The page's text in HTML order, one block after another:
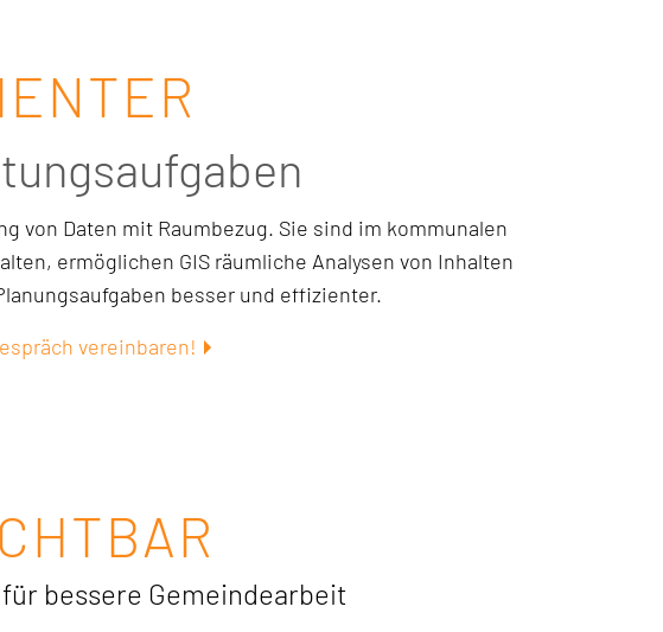
von Daten mit Raumbezug. Sie sind im kommunalen
ermöglichen GIS räumliche Analysen von Inhalten
besser und effizienter.
vereinbaren!
bessere Gemeindearbeit